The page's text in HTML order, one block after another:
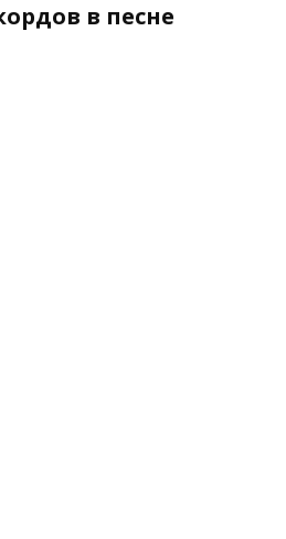
в песне